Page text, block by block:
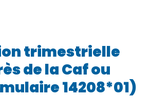
trimestrielle
de la Caf ou
14208*01)